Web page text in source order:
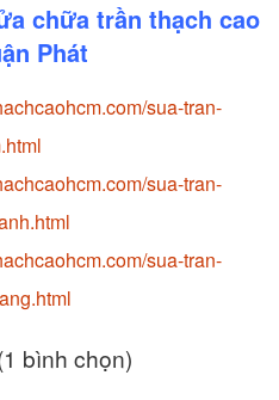
chữa trần thạch cao
Phát
sua-tran-
sua-tran-
sua-tran-
bình chọn)